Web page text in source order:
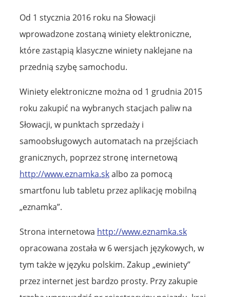
Od 1 stycznia 2016 roku na Słowacji
wprowadzone zostaną winiety elektroniczne,
które zastąpią klasyczne winiety naklejane na
przednią szybę samochodu.
Winiety elektroniczne można od 1 grudnia 2015
roku zakupić na wybranych stacjach paliw na
Słowacji, w punktach sprzedaży i
samoobsługowych automatach na przejściach
granicznych, poprzez stronę internetową
http://www.eznamka.skalbo za pomocą
smartfonu lub tabletu przez aplikację mobilną
„eznamka”.
Strona internetowa http://www.eznamka.sk
opracowana została w 6 wersjach językowych, w
tym także w języku polskim. Zakup „ewiniety”
przez internet jest bardzo prosty. Przy zakupie